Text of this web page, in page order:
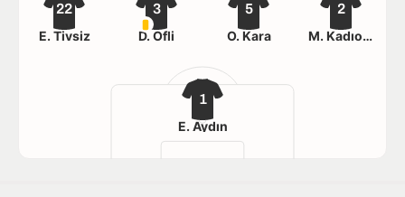
1
E. Aydın
22
E. Tivsiz
3
D. Ofli
5
Ö. Kara
2
M. Kadıoğlu